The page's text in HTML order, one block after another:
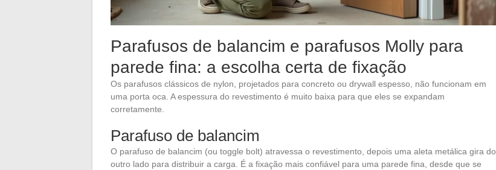
Parafusos de balancim e parafusos Molly para
parede fina: a escolha certa de fixação
Os parafusos clássicos de nylon, projetados para concreto ou drywall espesso, não funcionam em
uma porta oca. A espessura do revestimento é muito baixa para que eles se expandam
corretamente.
Parafuso de balancim
O parafuso de balancim (ou toggle bolt) atravessa o revestimento, depois uma aleta metálica gira do
outro lado para distribuir a carga. É a fixação mais confiável para uma parede fina, desde que se